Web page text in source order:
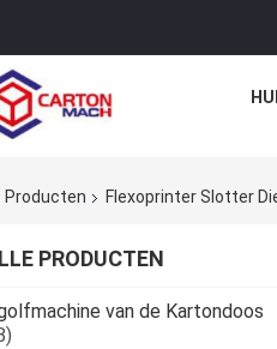
Producten Flexoprinter Slotter
PRODUCTEN
van de Kartondoos